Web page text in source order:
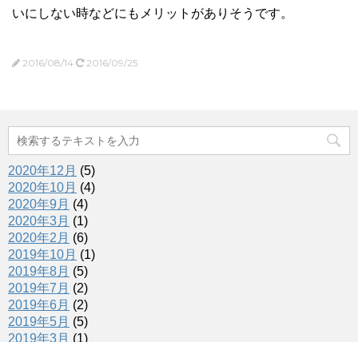
いにしない時などにもメリットがありそうです。
2016/08/14 2016/09/25
2020年12月 (5)
2020年10月 (4)
2020年9月 (4)
2020年3月 (1)
2020年2月 (6)
2019年10月 (1)
2019年8月 (5)
2019年7月 (2)
2019年6月 (2)
2019年5月 (5)
2019年3月 (1)